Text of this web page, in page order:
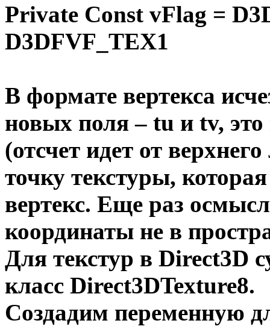
Private Const vFlag =
D3DFVF_TEX1
В формате вертекса
новых поля – tu и tv,
(отсчет идет от
точку текстуры,
вертекс. Еще раз
координаты не в
Для текстур в Direct3D
класс Direct3DTexture8.
Создадим переменную